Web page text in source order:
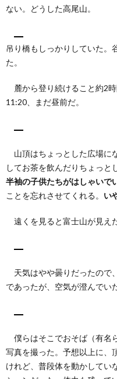
ない。どうした高尾山。
吊り橋もしっかりしていた。
た。
麓から登り続けること約2
11:20、まだ昼前だ。
山頂はちょっとした広場に
してお茶を飲んだりちょっと
半袖の子供たちがはしゃいで
ことを忘れさせてくれる。 い
遠くを見ると富士山が見えた
天気はやや曇りだったので
であったが、空気が澄んでい
僕らはそこでおそば（有名
写真を撮った。予想以上に、
けれど、普段体を動かしてい